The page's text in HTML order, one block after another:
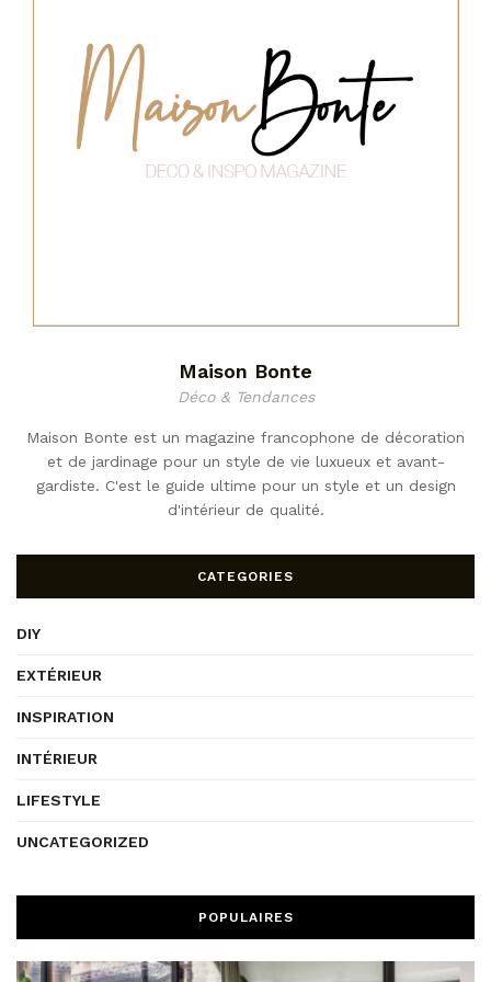
Maison Bonte
Déco & Tendances
Maison Bonte est un magazine francophone de décoration
et de jardinage pour un style de vie luxueux et avant-
gardiste. C'est le guide ultime pour un style et un design
d'intérieur de qualité.
CATEGORIES
DIY
EXTÉRIEUR
INSPIRATION
INTÉRIEUR
LIFESTYLE
UNCATEGORIZED
POPULAIRES